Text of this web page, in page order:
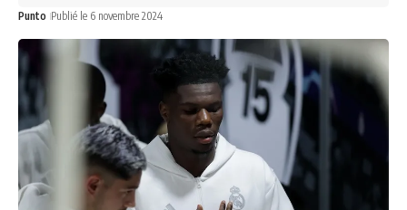
Punto Publié le 6 novembre 2024